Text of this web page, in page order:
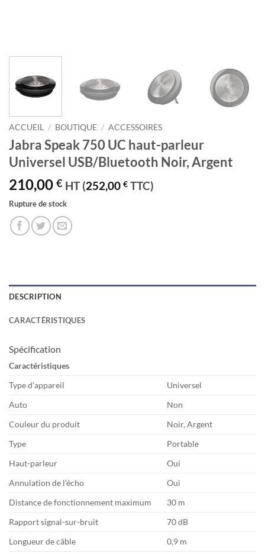
ACCUEIL / BOUTIQUE / ACCESSOIRES
Jabra Speak 750 UC haut-parleur
Universel USB/Bluetooth Noir, Argent
210,00 € HT (252,00 € TTC)
Rupture de stock
DESCRIPTION
CARACTÉRISTIQUES
Spécification
Caractéristiques
Type d’appareil
Universel
Auto
Non
Couleur du produit
Noir, Argent
Type
Portable
Haut-parleur
Oui
Annulation de l’écho
Oui
Distance de fonctionnement maximum
30 m
Rapport signal-sur-bruit
70 dB
Longueur de câble
0,9 m